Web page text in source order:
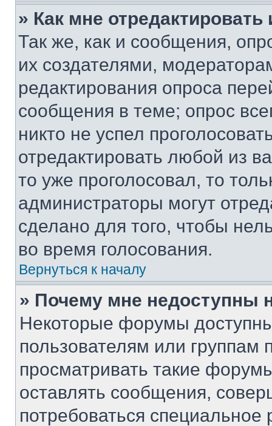
» Как мне
Так же, как и сообщения,
их создателями,
редактирования опроса
сообщения в теме; опрос
никто не успел
отредактировать любой из
то уже проголосовал, то
администраторы могут
сделано для того, чтобы
во время голосования.
Вернуться к началу
» Почему мне недоступны
Некоторые форумы
пользователям или группам
просматривать такие
оставлять сообщения,
потребоваться